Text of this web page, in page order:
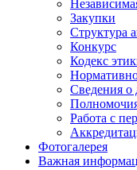
Закупки
Структура
Конкурс
Кодекс
Сведения о
Работа с
Фотогалерея
Важная